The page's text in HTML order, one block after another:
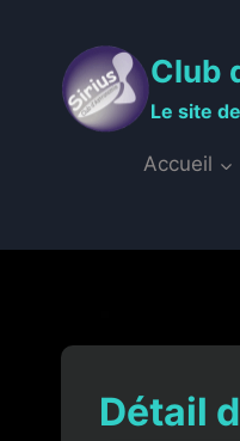
contenu
Club
Le site
Accueil
Détail